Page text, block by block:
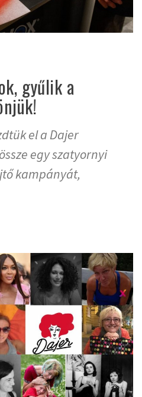
gyűlik a
el a Dajer
egy szatyornyi
kampányát,